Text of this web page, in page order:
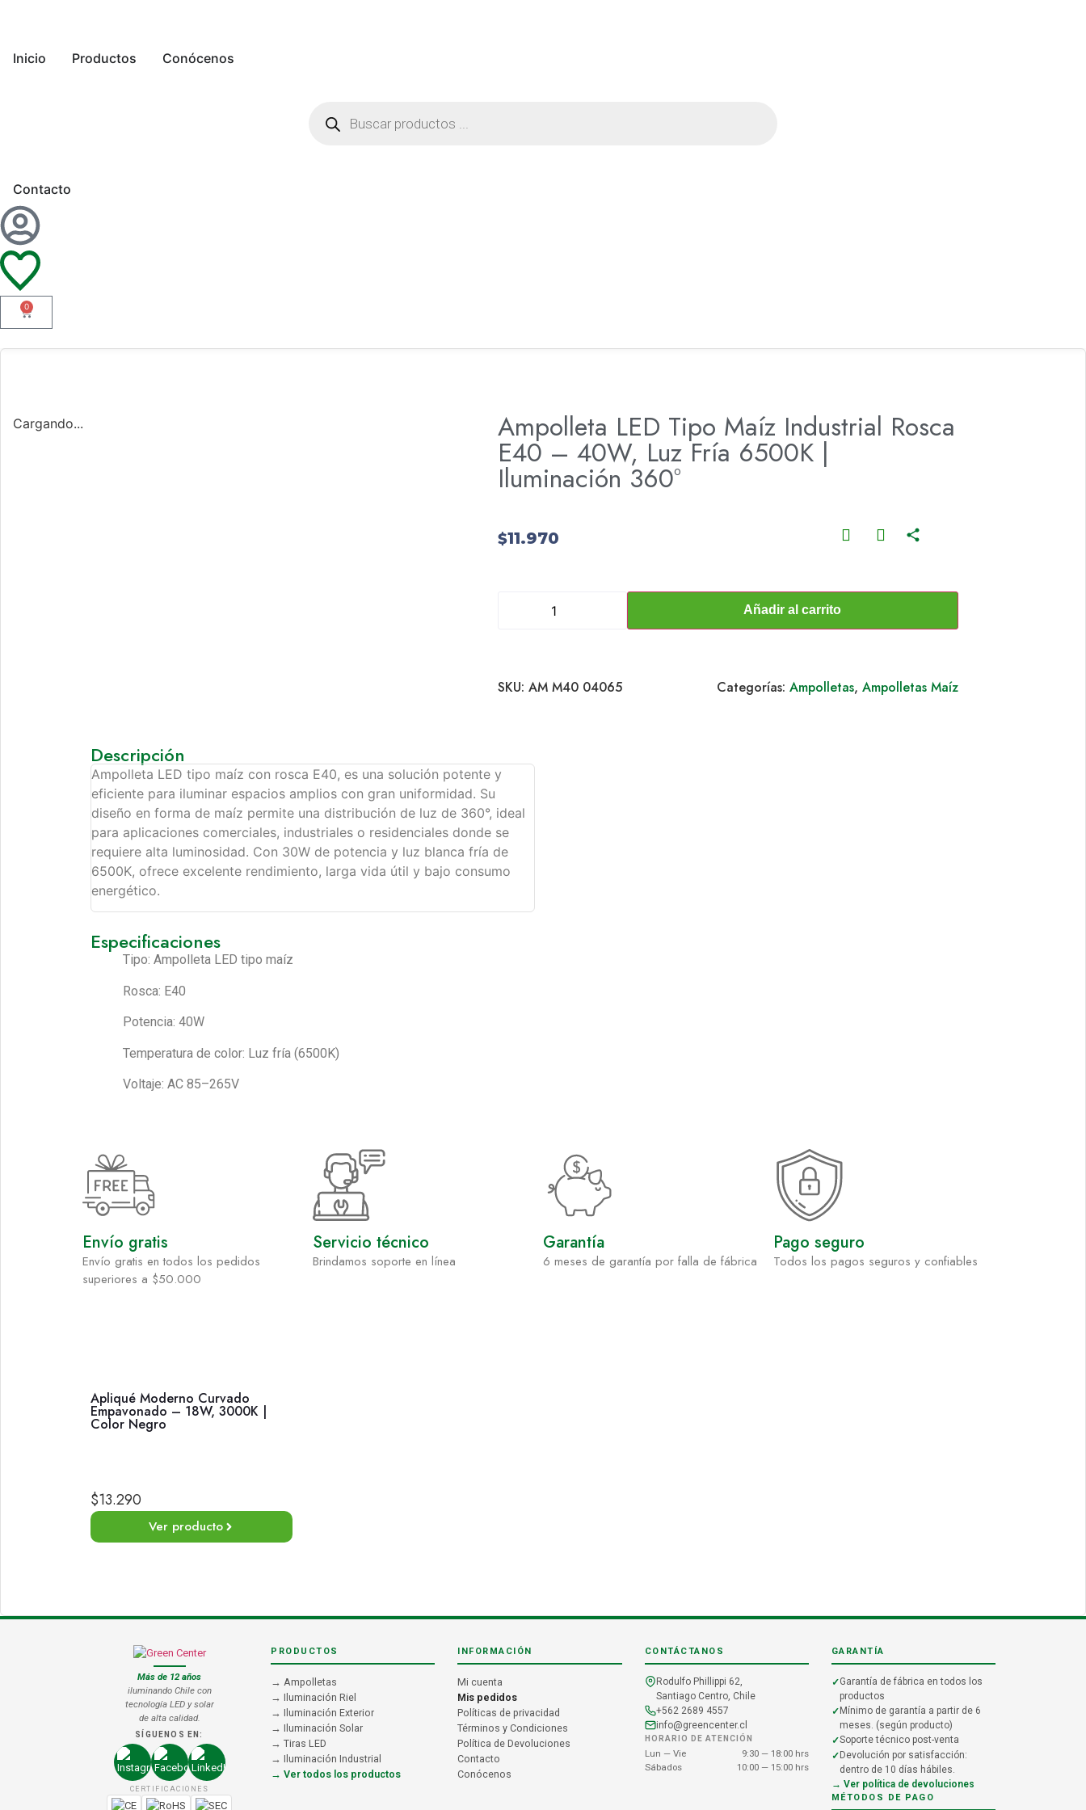
Inicio Productos Conócenos
Contacto
0
Cargando... Ampolleta LED Tipo Maíz Industrial Rosca
E40 – 40W, Luz Fría 6500K |
Iluminación 360°
$11.970
Añadir al carrito
SKU: AM M40 04065 Categorías: Ampolletas, Ampolletas Maíz
Descripción
Ampolleta LED tipo maíz con rosca E40, es una solución potente y
eficiente para iluminar espacios amplios con gran uniformidad. Su
diseño en forma de maíz permite una distribución de luz de 360°, ideal
para aplicaciones comerciales, industriales o residenciales donde se
requiere alta luminosidad. Con 30W de potencia y luz blanca fría de
6500K, ofrece excelente rendimiento, larga vida útil y bajo consumo
energético.
Especificaciones
Tipo: Ampolleta LED tipo maíz
Rosca: E40
Potencia: 40W
Temperatura de color: Luz fría (6500K)
Voltaje: AC 85–265V
Envío gratis
Envío gratis en todos los pedidos
superiores a $50.000
Servicio técnico
Brindamos soporte en línea
Garantía
6 meses de garantía por falla de fábrica
Pago seguro
Todos los pagos seguros y confiables
Apliqué Moderno Curvado
Empavonado – 18W, 3000K |
Color Negro
$13.290
Ver producto
Más de 12 años
iluminando Chile con
tecnología LED y solar
de alta calidad.
SÍGUENOS EN:
CERTIFICACIONES
PRODUCTOS
→ Ampolletas
→ Iluminación Riel
→ Iluminación Exterior
→ Iluminación Solar
→ Tiras LED
→ Iluminación Industrial
→ Ver todos los productos
INFORMACIÓN
Mi cuenta
Mis pedidos
Políticas de privacidad
Términos y Condiciones
Política de Devoluciones
Contacto
Conócenos
CONTÁCTANOS
Rodulfo Phillippi 62,
Santiago Centro, Chile
+562 2689 4557
info@greencenter.cl
HORARIO DE ATENCIÓN
Lun — Vie
9:30 — 18:00 hrs
Sábados
10:00 — 15:00 hrs
GARANTÍA
Garantía de fábrica en todos los
productos
Mínimo de garantía a partir de 6
meses. (según producto)
Soporte técnico post-venta
Devolución por satisfacción:
dentro de 10 días hábiles.
→ Ver política de devoluciones
MÉTODOS DE PAGO